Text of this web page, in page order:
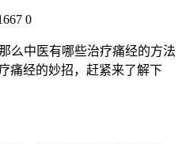
0
么中医有哪些治疗痛经的方法
痛经的妙招，赶紧来了解下